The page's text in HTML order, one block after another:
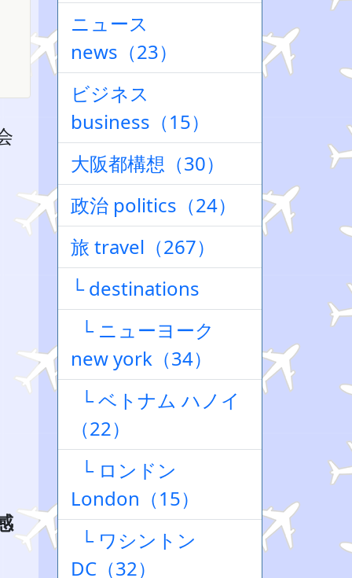
ニュース
news（23）
ビジネス
business（15）
大阪都構想（30）
政治 politics（24）
旅 travel（267）
└ destinations
└ ニューヨーク
new york（34）
└ ベトナム ハノイ
（22）
└ ロンドン
London（15）
└ ワシントン
DC（32）